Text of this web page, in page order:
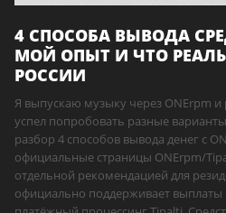
4 СПОСОБА ВЫВОДА
МОЙ ОПЫТ И ЧТО
РОССИИ
Я выпускаю музыку через ONErpm
успел попробовать разные
разбор 4 способов вывода денег с
официальные страницы ONErpm/
отдельной рекомендацией для
официально поддерживает выплаты